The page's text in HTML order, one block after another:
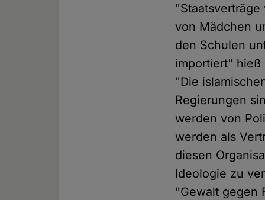
von Mädchen
den Schulen
importiert" hieß
"Die
Regierungen
werden von
werden als
diesen
Ideologie zu
"Gewalt gegen